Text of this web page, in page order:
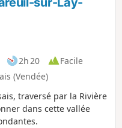
2h 20
Facile
(Vendée)
traversé par la Rivière
dans cette vallée